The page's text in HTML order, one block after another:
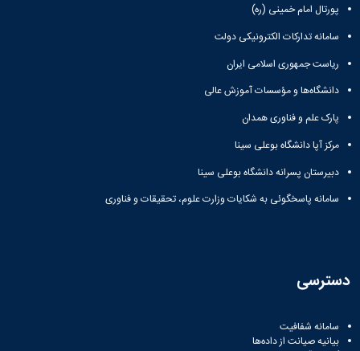
پورتال امام خمینی (ره)
سامانه تدارکات الکترونیکی دولت
ریاست جمهوری اسلامی ایران
دانشگاه‌ها و مؤسسات آموزش عالی
پارک علم و فناوری همدان
مرکز آپا دانشگاه بوعلی سینا
دبیرستان پسرانه دانشگاه بوعلی سینا
سامانه پاسخگوئی به شکایات وزارت علوم، تحقیقات و فناوری
دسترسی
سامانه شفافیت
بیانیه صیانت از داده‌ها